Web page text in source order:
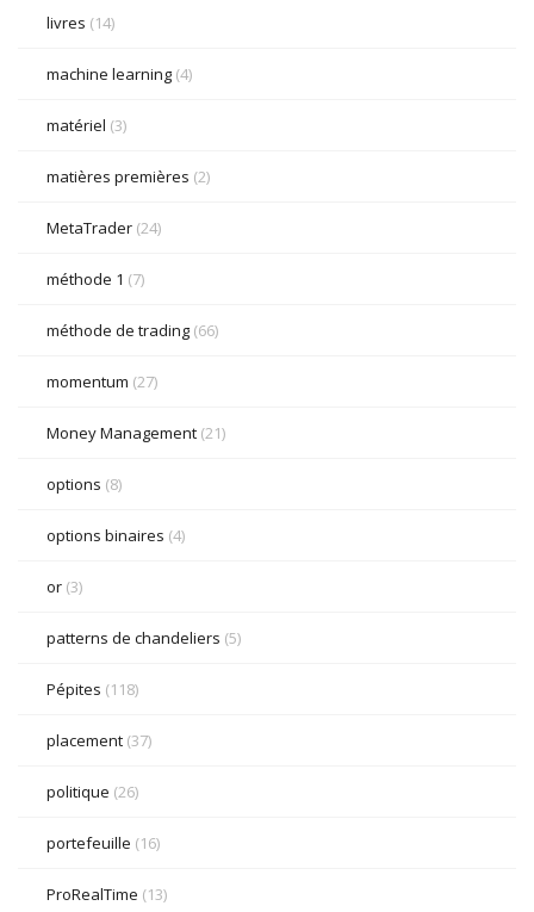
livres (14)
machine learning (4)
matériel (3)
matières premières (2)
MetaTrader (24)
méthode 1 (7)
méthode de trading (66)
momentum (27)
Money Management (21)
options (8)
options binaires (4)
or (3)
patterns de chandeliers (5)
Pépites (118)
placement (37)
politique (26)
portefeuille (16)
ProRealTime (13)